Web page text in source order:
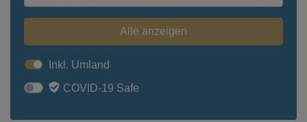
Alle anzeigen
Inkl. Umland
COVID-19 Safe